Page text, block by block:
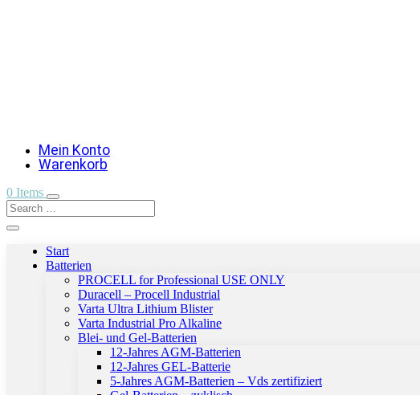
Mein Konto
Warenkorb
0 Items
Start
Batterien
PROCELL for Professional USE ONLY
Duracell – Procell Industrial
Varta Ultra Lithium Blister
Varta Industrial Pro Alkaline
Blei- und Gel-Batterien
12-Jahres AGM-Batterien
12-Jahres GEL-Batterie
5-Jahres AGM-Batterien – Vds zertifiziert